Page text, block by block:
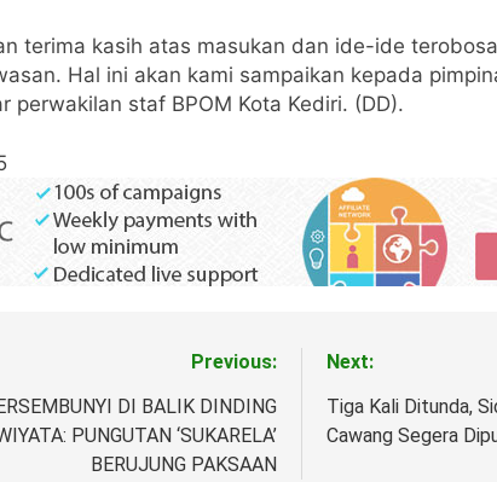
terima kasih atas masukan dan ide-ide
Hal ini akan kami sampaikan kepada
perwakilan staf BPOM Kota Kediri. (DD).
Previous:
DI BALIK DINDING
PUNGUTAN ‘SUKARELA’
BERUJUNG PAKSAAN
Next:
Tiga Kali Ditunda,
Cawang Segera